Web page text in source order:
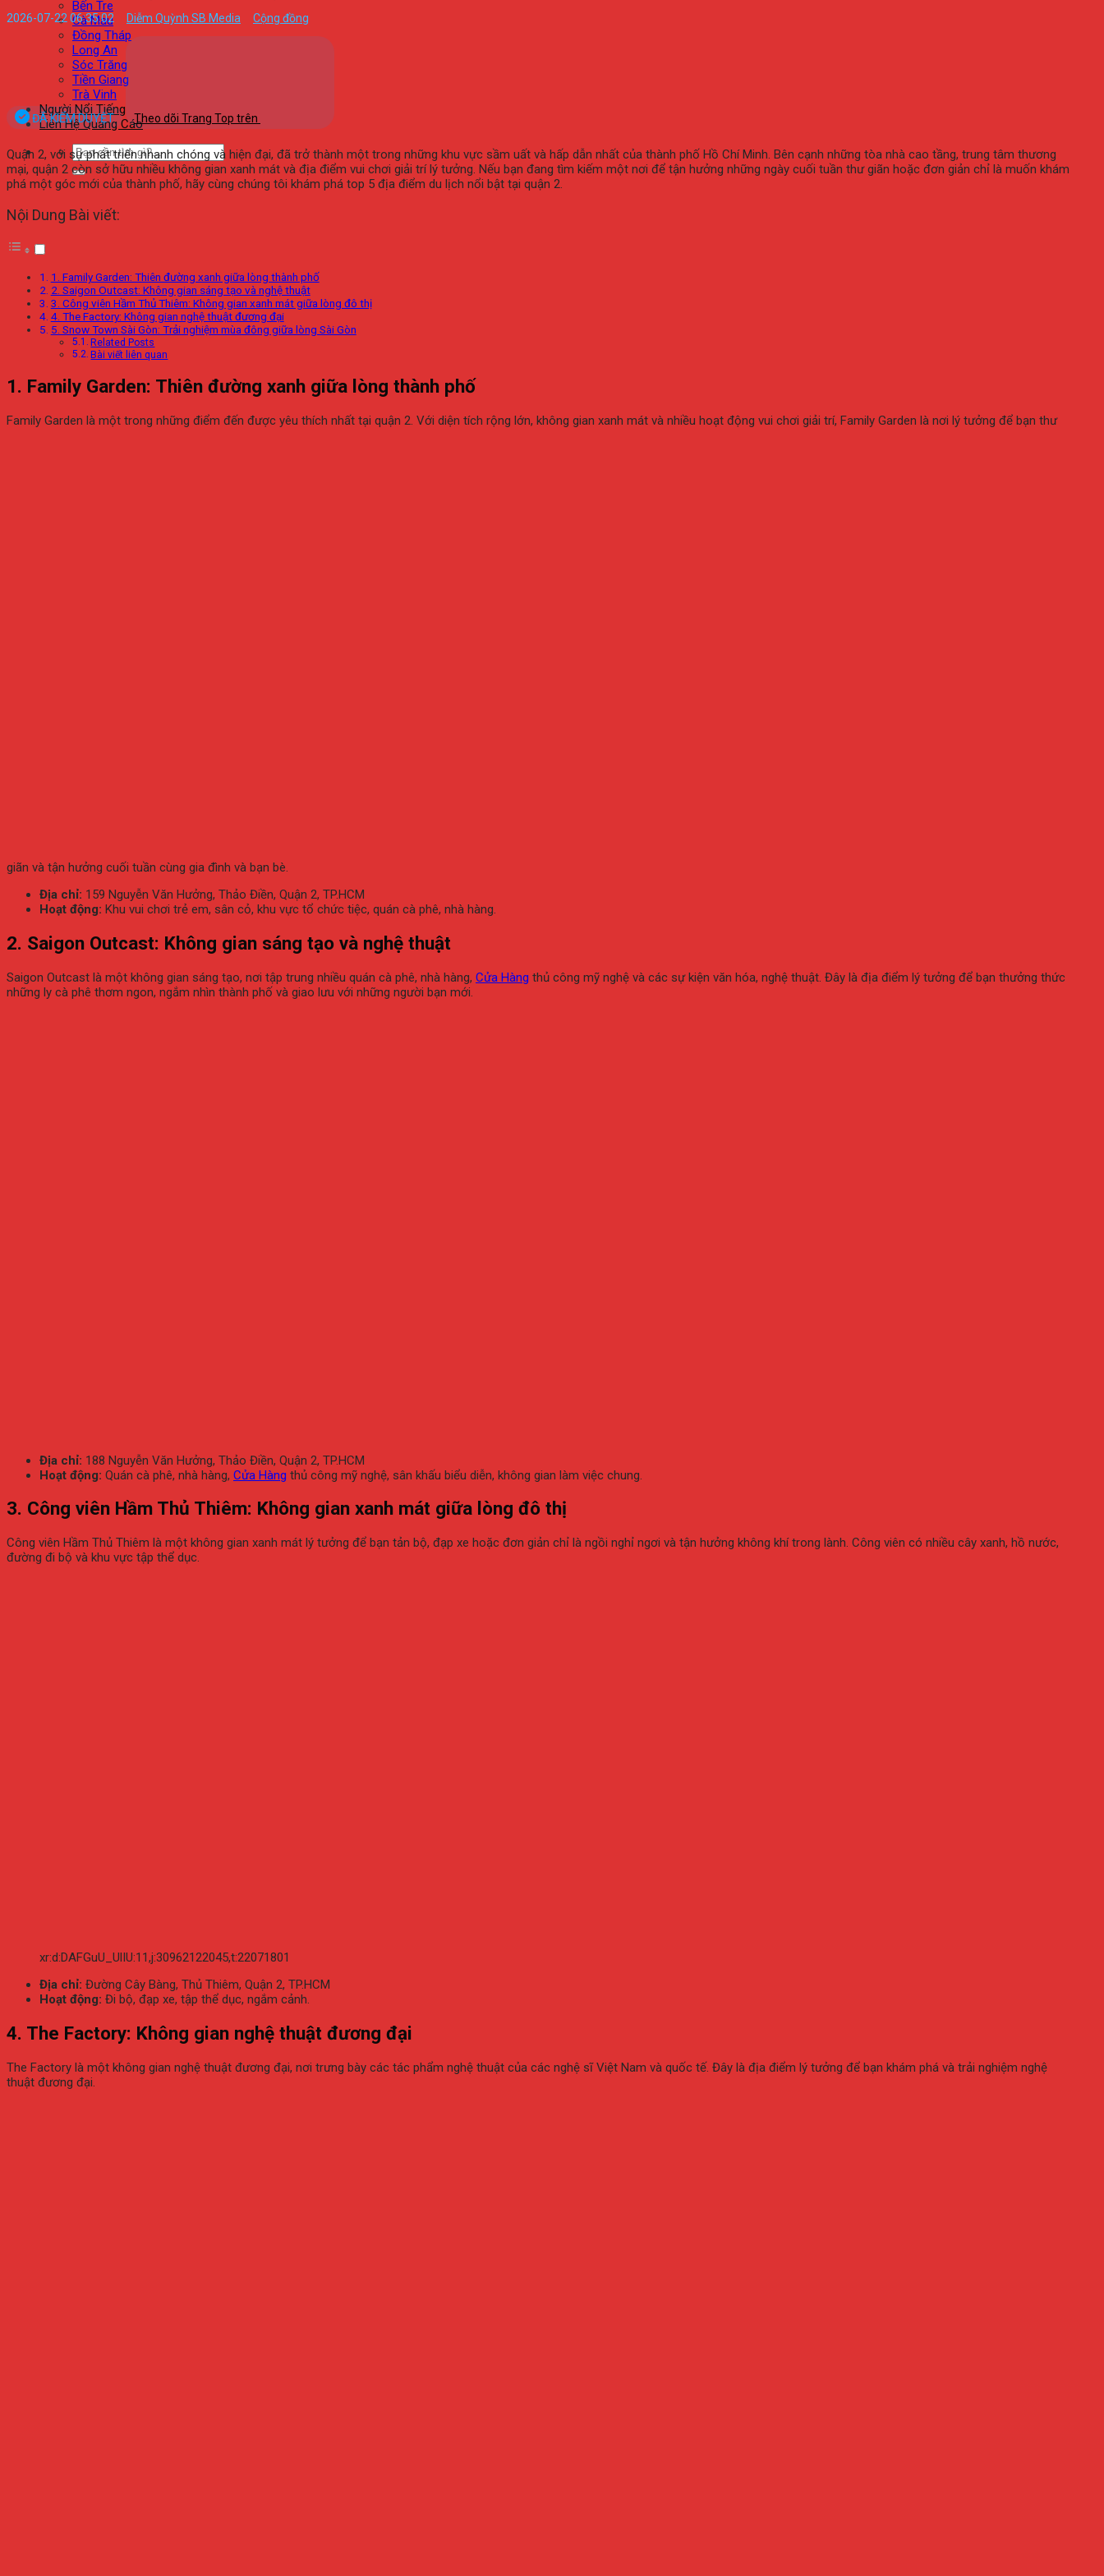
Bến Tre
Cà Mau
Đồng Tháp
Long An
Sóc Trăng
Tiền Giang
Trà Vinh
Người Nổi Tiếng
Liên Hệ Quảng Cáo
2026-07-22 06:35:02
Diễm Quỳnh SB Media
Cộng đồng
ĐÃ KIỂM DUYỆT Theo dõi Trang Top trên
Quận 2, với sự phát triển nhanh chóng và hiện đại, đã trở thành một trong những khu vực sầm uất và hấp dẫn nhất của thành phố Hồ Chí Minh. Bên cạnh những tòa nhà cao tầng, trung tâm thương
mại, quận 2 còn sở hữu nhiều không gian xanh mát và địa điểm vui chơi giải trí lý tưởng. Nếu bạn đang tìm kiếm một nơi để tận hưởng những ngày cuối tuần thư giãn hoặc đơn giản chỉ là muốn khám
phá một góc mới của thành phố, hãy cùng chúng tôi khám phá top 5 địa điểm du lịch nổi bật tại quận 2.
Nội Dung Bài viết:
1. Family Garden: Thiên đường xanh giữa lòng thành phố
2. Saigon Outcast: Không gian sáng tạo và nghệ thuật
3. Công viên Hầm Thủ Thiêm: Không gian xanh mát giữa lòng đô thị
4. The Factory: Không gian nghệ thuật đương đại
5. Snow Town Sài Gòn: Trải nghiệm mùa đông giữa lòng Sài Gòn
Related Posts
Bài viết liên quan
1. Family Garden: Thiên đường xanh giữa lòng thành phố
Family Garden là một trong những điểm đến được yêu thích nhất tại quận 2. Với diện tích rộng lớn, không gian xanh mát và nhiều hoạt động vui chơi giải trí, Family Garden là nơi lý tưởng để bạn thư
giãn và tận hưởng cuối tuần cùng gia đình và bạn bè.
Địa chỉ: 159 Nguyễn Văn Hưởng, Thảo Điền, Quận 2, TP.HCM
Hoạt động: Khu vui chơi trẻ em, sân cỏ, khu vực tổ chức tiệc, quán cà phê, nhà hàng.
2. Saigon Outcast: Không gian sáng tạo và nghệ thuật
Saigon Outcast là một không gian sáng tạo, nơi tập trung nhiều quán cà phê, nhà hàng, Cửa Hàng thủ công mỹ nghệ và các sự kiện văn hóa, nghệ thuật. Đây là địa điểm lý tưởng để bạn thưởng thức
những ly cà phê thơm ngon, ngắm nhìn thành phố và giao lưu với những người bạn mới.
Địa chỉ: 188 Nguyễn Văn Hưởng, Thảo Điền, Quận 2, TP.HCM
Hoạt động: Quán cà phê, nhà hàng, Cửa Hàng thủ công mỹ nghệ, sân khấu biểu diễn, không gian làm việc chung.
3. Công viên Hầm Thủ Thiêm: Không gian xanh mát giữa lòng đô thị
Công viên Hầm Thủ Thiêm là một không gian xanh mát lý tưởng để bạn tản bộ, đạp xe hoặc đơn giản chỉ là ngồi nghỉ ngơi và tận hưởng không khí trong lành. Công viên có nhiều cây xanh, hồ nước,
đường đi bộ và khu vực tập thể dục.
xr:d:DAFGuU_UlIU:11,j:30962122045,t:22071801
Địa chỉ: Đường Cây Bàng, Thủ Thiêm, Quận 2, TP.HCM
Hoạt động: Đi bộ, đạp xe, tập thể dục, ngắm cảnh.
4. The Factory: Không gian nghệ thuật đương đại
The Factory là một không gian nghệ thuật đương đại, nơi trưng bày các tác phẩm nghệ thuật của các nghệ sĩ Việt Nam và quốc tế. Đây là địa điểm lý tưởng để bạn khám phá và trải nghiệm nghệ
thuật đương đại.